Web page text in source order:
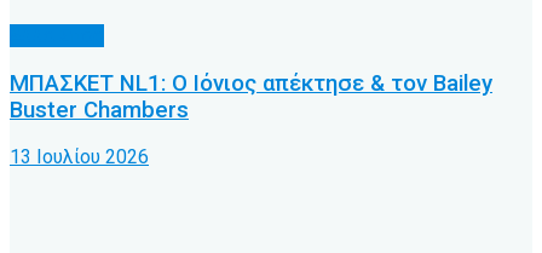
ΜΠΑΣΚΕΤ NL1: Ο Ιόνιος απέκτησε & τον Bailey
Buster Chambers
13 Ιουλίου 2026